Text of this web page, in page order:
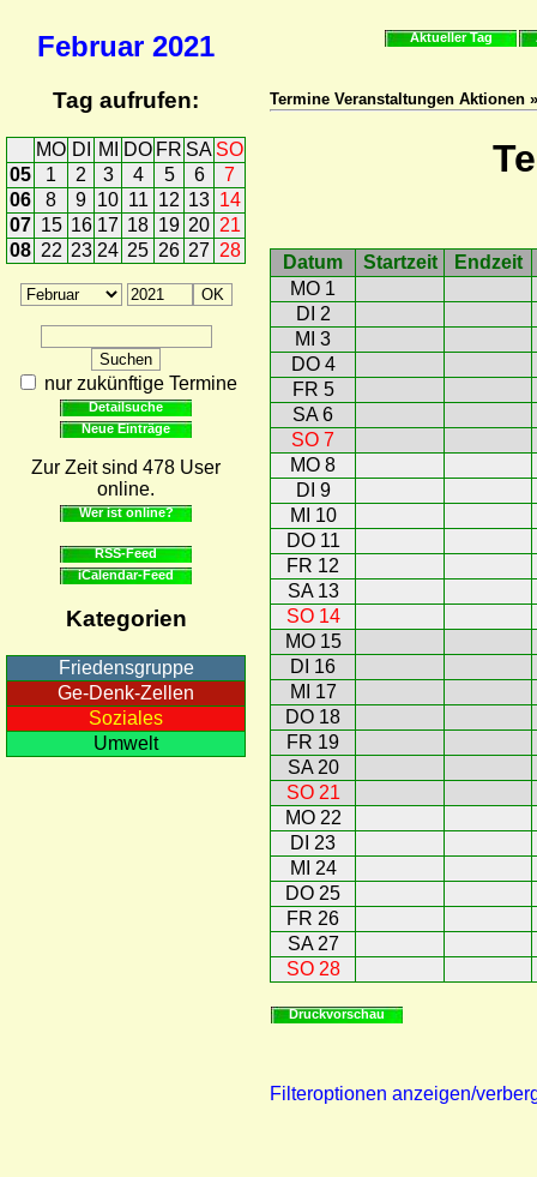
Februar 2021
Tag aufrufen:
MO DI MI DO FR SA SO
05
1 2 3 4 5 6
7
06
8 9 10 11 12 13 14
07 15 16 17 18 19 20 21
08 22 23 24 25 26 27 28
nur zukünftige Termine
Detailsuche
Neue Einträge
Zur Zeit sind 478 User
online.
Wer ist online?
RSS-Feed
iCalendar-Feed
Kategorien
Friedensgruppe
Ge-Denk-Zellen
Soziales
Umwelt
Aktueller Tag
Termine Veranstaltungen Aktionen
Datum Startzeit
Endzeit
MO 1
DI 2
MI 3
DO 4
FR 5
SA 6
SO 7
MO 8
DI 9
MI 10
DO 11
FR 12
SA 13
SO 14
MO 15
DI 16
MI 17
DO 18
FR 19
SA 20
SO 21
MO 22
DI 23
MI 24
DO 25
FR 26
SA 27
SO 28
Druckvorschau
Filteroptionen anzeigen/